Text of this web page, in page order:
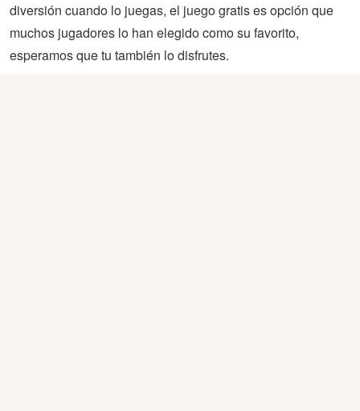
diversión cuando lo juegas, el juego gratis es opción que
muchos jugadores lo han elegido como su favorito,
esperamos que tu también lo disfrutes.